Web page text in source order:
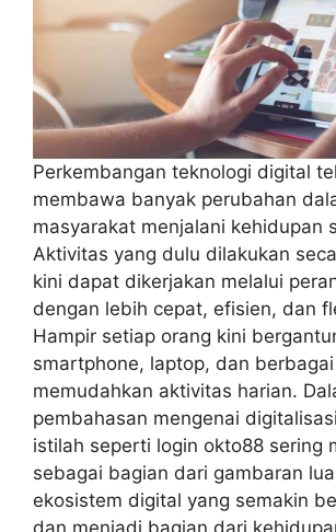
Perkembangan teknologi digital
membawa banyak perubahan
masyarakat menjalani kehidupan
Aktivitas yang dulu dilakukan
kini dapat dikerjakan melalui
dengan lebih cepat, efisien, dan
Hampir setiap orang kini
smartphone, laptop, dan
memudahkan aktivitas harian.
pembahasan mengenai
istilah seperti login okto88 sering
sebagai bagian dari gambaran
ekosistem digital yang semakin
dan menjadi bagian dari